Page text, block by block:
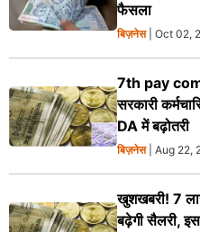
फैसला
बिज़नेस| Oct 02,
7th pay
सरकारी
DA में बढ़ोतरी
बिज़नेस| Aug 22,
खुशखबरी! 7
बढ़ेगी सैलरी,